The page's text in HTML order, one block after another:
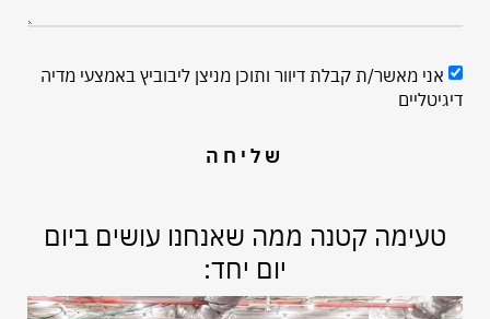
אני מאשר/ת קבלת דיוור ותוכן מניצן ליבוביץ באמצעי מדיה
דיגיטליים
שליחה
טעימה קטנה ממה שאנחנו עושים ביום
יום יחד: